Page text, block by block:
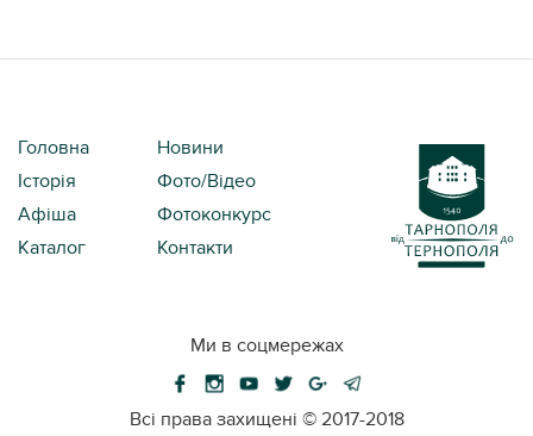
Головна
Новини
Історія
Фото/Відео
Афіша
Фотоконкурс
Каталог
Контакти
Ми в соцмережах
Всі права захищені © 2017-2018